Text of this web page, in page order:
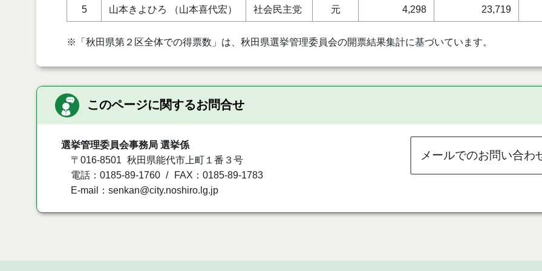
5 山本きよひろ （山本喜代宏） 社会民主党 元 4,298 23,719
※「秋田県第２区全体での得票数」は、秋田県選挙管理委員会の開票結果集計に基づいています。
このページに関するお問合せ
選挙管理委員会事務局 選挙係
〒016-8501
秋田県能代市上町１番３号
電話：0185-89-1760
FAX：0185-89-1783
E-mail：senkan@city.noshiro.lg.jp
メールでのお問い合わ